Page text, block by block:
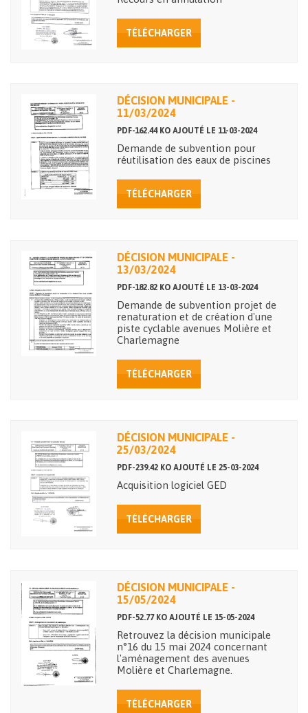
TÉLÉCHARGER
DÉCISION MUNICIPALE -
11/03/2024
PDF-162.44 KO AJOUTÉ LE 11-03-2024
Demande de subvention pour
réutilisation des eaux de piscines
TÉLÉCHARGER
DÉCISION MUNICIPALE -
13/03/2024
PDF-182.82 KO AJOUTÉ LE 13-03-2024
Demande de subvention projet de
renaturation et de création d'une
piste cyclable avenues Molière et
Charlemagne
TÉLÉCHARGER
DÉCISION MUNICIPALE -
25/03/2024
PDF-239.42 KO AJOUTÉ LE 25-03-2024
Acquisition logiciel GED
TÉLÉCHARGER
DÉCISION MUNICIPALE -
15/05/2024
PDF-52.77 KO AJOUTÉ LE 15-05-2024
Retrouvez la décision municipale
n°16 du 15 mai 2024 concernant
l'aménagement des avenues
Molière et Charlemagne.
TÉLÉCHARGER